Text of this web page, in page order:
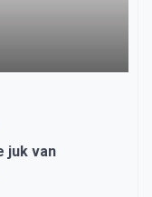
juk van